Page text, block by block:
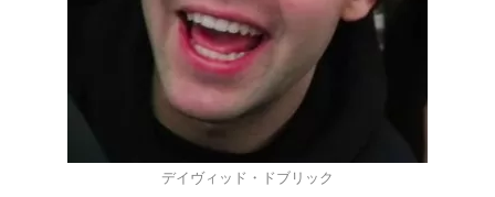
デイヴィッド・ドブリック